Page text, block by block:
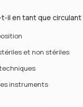
t-il en tant que
et non stériles
instruments